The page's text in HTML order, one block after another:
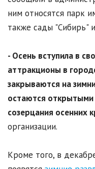
ним относятся парк
также сады "Сибирь"
- Осень вступила в
аттракционы в
закрываются на
остаются открытыми
созерцания осенних
организации.
Кроме того, в